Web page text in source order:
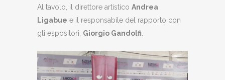
Al tavolo, il direttore artistico Andrea
Ligabue e il responsabile del rapporto con
gli espositori, Giorgio Gandolfi